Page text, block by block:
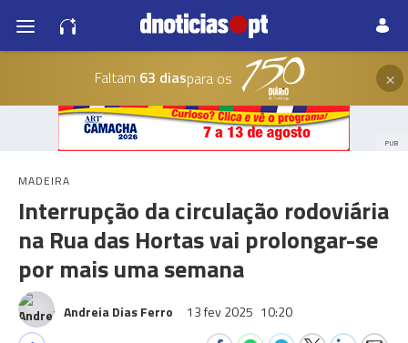
Faltam 63 diaspara os ×
PUB
MADEIRA
Interrupção da circulação rodoviária
na Rua das Hortas vai prolongar-se
por mais uma semana
Andreia Dias Ferro 13 fev 2025 10:20